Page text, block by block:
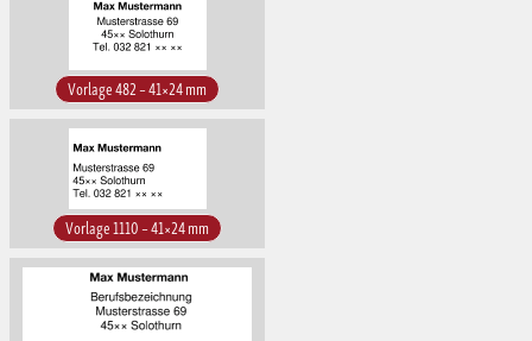
Vorlage 482 – 41×24 mm
Vorlage 1110 – 41×24 mm